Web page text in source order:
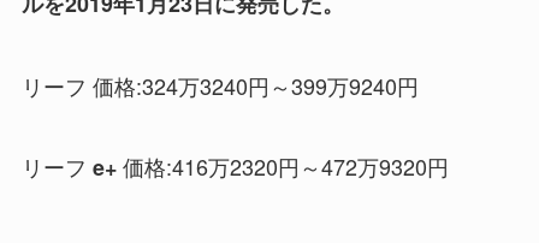
リーフ 価格:324万3240円～399万9240円
リーフ e+価格:416万2320円～472万9320円